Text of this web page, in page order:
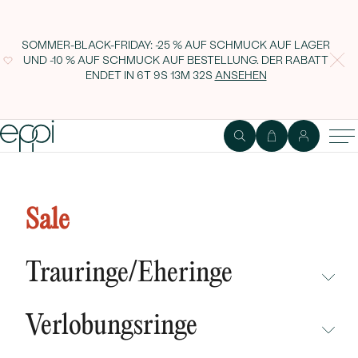
SOMMER-BLACK-FRIDAY: -25 % AUF SCHMUCK AUF LAGER
UND -10 % AUF SCHMUCK AUF BESTELLUNG. DER RABATT
ENDET IN 6T 9S 13M 31S ANSEHEN
Sale
Trauringe/Eheringe
NEUHEITEN
Verlobungsringe
Kissenschliff und Diamanten
Jorgen